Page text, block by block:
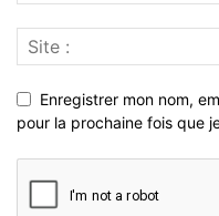
Enregistrer mon nom,
pour la prochaine fois que